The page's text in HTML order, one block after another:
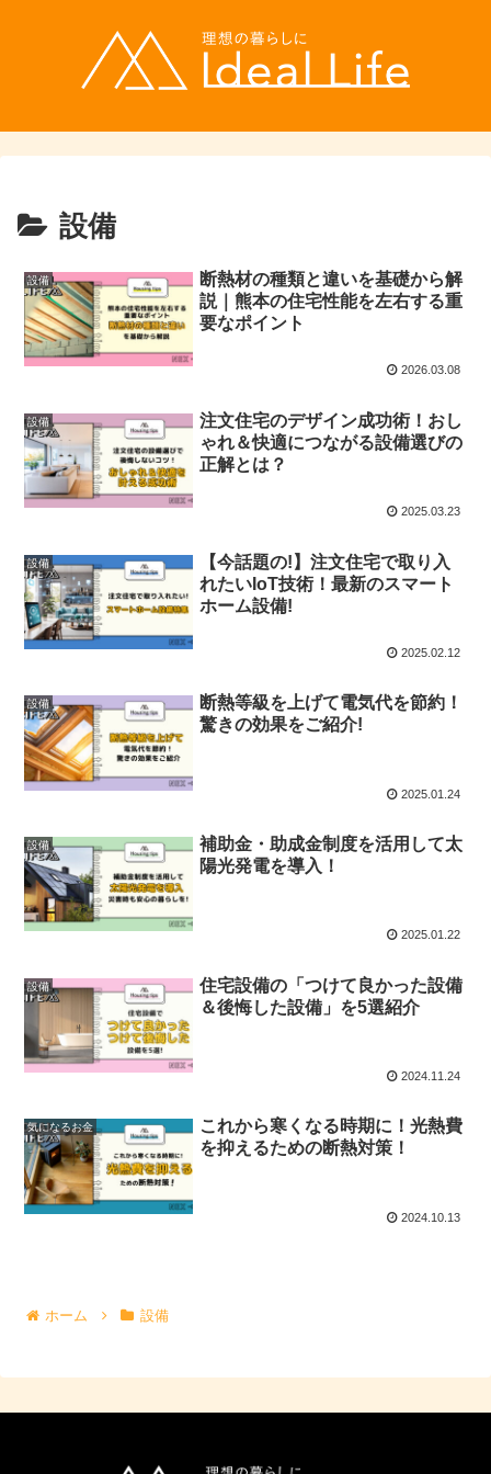
設備
設備
断熱材の種類と違いを基礎から解
説｜熊本の住宅性能を左右する重
要なポイント
2026.03.08
設備
注文住宅のデザイン成功術！おし
ゃれ＆快適につながる設備選びの
正解とは？
2025.03.23
設備
【今話題の!】注文住宅で取り入
れたいIoT技術！最新のスマート
ホーム設備!
2025.02.12
設備
断熱等級を上げて電気代を節約！
驚きの効果をご紹介!
2025.01.24
設備
補助金・助成金制度を活用して太
陽光発電を導入！
2025.01.22
設備
住宅設備の「つけて良かった設備
＆後悔した設備」を5選紹介
2024.11.24
気になるお金
これから寒くなる時期に！光熱費
を抑えるための断熱対策！
2024.10.13
ホーム 設備